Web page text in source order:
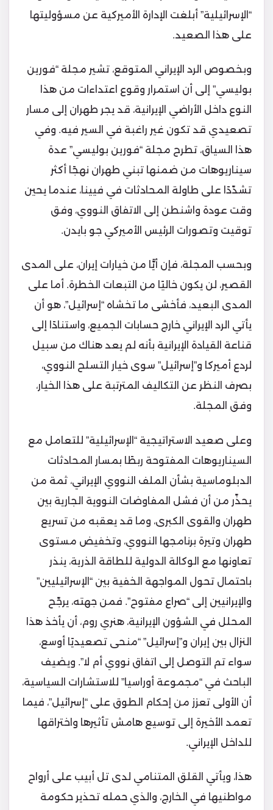
“الإسرائيلية” أبلغت الإدارة الأميركية عن مسؤوليتها
على هذا الصعيد.
وبخصوص الرد الإيراني المتوقع، تشير مجلة “فورين
بوليسي” إلى أن استمرار وقوع اعتداءات من هذا
النوع داخل الأراضي الإيرانية، قد يجر طهران إلى مسار
تصعيدي قد تكون غير راغبة في السير فيه. وفي
هذا السياق، تطرح مجلة “فورين بوليسي” عدة
سيناريوهات من ضمنها تبني طهران نهجًا أكثر
تشدّدًا على طاولة المحادثات في فيينا، عندما يحين
وقت عودة واشنطن إلى الاتفاق النووي، وفق
توقيت وتصورات الرئيس الأميركي جو بايدن.
وبحسب المجلة، فإن أيًّا من خيارات إيران، على المدى
القصير، لن يكون خاليًا من التبعات الخطرة. أما على
المدى البعيد، فأخشى ما تخشاه “إسرائيل”، هو أن
يأتي الرد الإيراني خارج حسابات الجميع، واستنادًا إلى
قناعة القيادة الإيرانية بأنه لم يعد هناك من سبيل
لردع أميركا و”إسرائيل” سوى خيار التسلح النووي،
بصرف النظر عن التكاليف المترتبة على هذا الخيار،
وفق المجلة.
وعلى صعيد الاستراتيجية “الإسرائيلية” للتعامل مع
السيناريوهات المفتوحة ربطًا بمسار المحادثات
الدبلوماسية بشأن الملف النووي الإيراني، ثمة من
يحذّر من أن فشل المفاوضات النووية الجارية بين
طهران والقوى الكبرى، وما قد يعقبه من تسريع
طهران وتيرة برنامجها النووي، وتخفيض مستوى
تعاونها مع الوكالة الدولية للطاقة الذرية، ينذر
باحتمال تحول المواجهة الخفية بين “الإسرائيليين”
والإيرانيين إلى “صراع مفتوح”. فمن جهته، يرجّح
المحلل في الشؤون الإيرانية، هنري روم، أن يأخذ هذا
النزال بين إيران و”إسرائيل” “منحى تصعيديًا أوسع،
سواء تم التوصل إلى اتفاق نووي أم لا”. ويضيف
الباحث في “مجموعة أوراسيا” للاستشارات السياسية،
أن الأولى تعزز من إحكام الطوق على “إسرائيل”، فيما
تعمد الأخيرة إلى توسيع هامش تأثيرها واختراقها
للداخل الإيراني.
هذا، ويأتي القلق المتنامي لدى تل أبيب على أرواح
مواطنيها في الخارج، والذي حمله تحذير حكومة